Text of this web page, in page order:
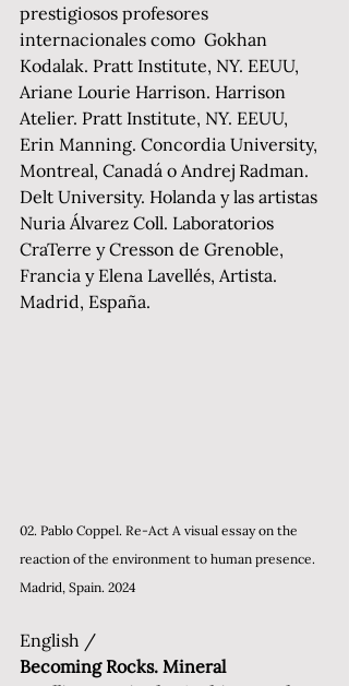
prestigiosos profesores
internacionales como  Gokhan
Kodalak. Pratt Institute, NY. EEUU,
Ariane Lourie Harrison. Harrison
Atelier. Pratt Institute, NY. EEUU,
Erin Manning. Concordia University,
Montreal, Canadá o Andrej Radman.
Delt University. Holanda y las artistas
Nuria Álvarez Coll. Laboratorios
CraTerre y Cresson de Grenoble,
Francia y Elena Lavellés, Artista.
Madrid, España.
02. Pablo Coppel. Re-Act A visual essay on the
reaction of the environment to human presence.
Madrid, Spain. 2024
English /
Becoming Rocks. Mineral